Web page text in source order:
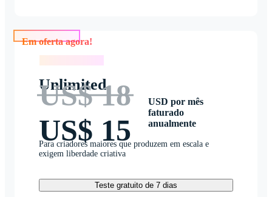
Unlimited
US$ 18
US$ 15
USD por mês
faturado
anualmente
Para criadores maiores que produzem em escala e
exigem liberdade criativa
Teste gratuito de 7 dias